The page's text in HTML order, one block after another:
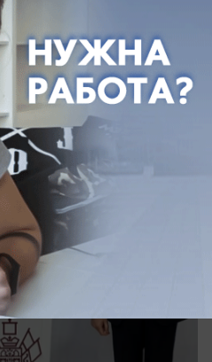
какие соглашения
экономическом
так и губернатор